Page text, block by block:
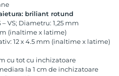
briliant rotund
VS; Diametru: 1,25 mm
(inaltime x latime)
12 x 4.5 mm (inaltime x latime)
cu tot cu inchizatoare
la 1 cm de inchizatoare